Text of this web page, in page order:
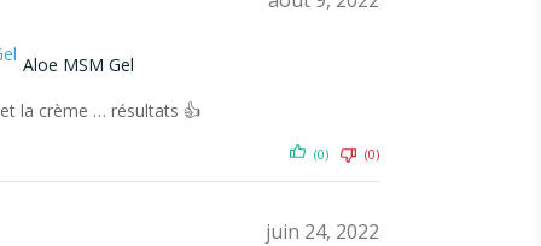
Aloe MSM Gel
la crème … résultats 👍
(0) (0)
juin 24, 2022